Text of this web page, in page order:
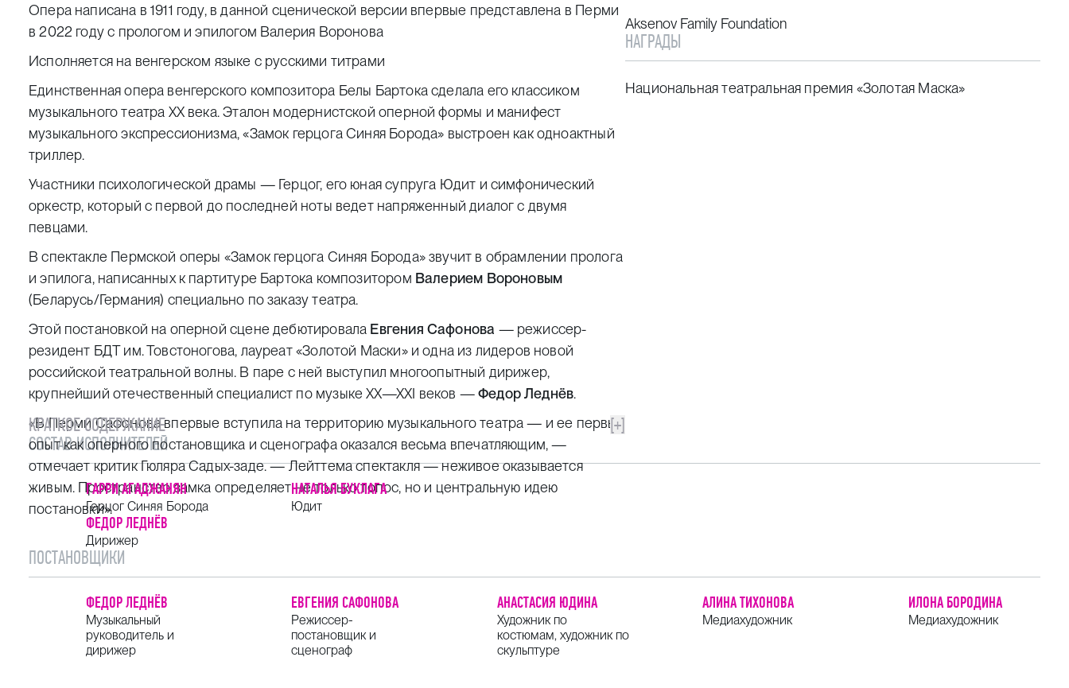
Опера написана в 1911 году, в данной сценической версии впервые представлена в Перми
в 2022 году с прологом и эпилогом Валерия Воронова
Исполняется на венгерском языке с русскими титрами
Единственная опера венгерского композитора Белы Бартока сделала его классиком
музыкального театра ХХ века. Эталон модернистской оперной формы и манифест
музыкального экспрессионизма, «Замок герцога Синяя Борода» выстроен как одноактный
триллер.
Участники психологической драмы — Герцог, его юная супруга Юдит и симфонический
оркестр, который с первой до последней ноты ведет напряженный диалог с двумя
певцами.
В спектакле Пермской оперы «Замок герцога Синяя Борода» звучит в обрамлении пролога
и эпилога, написанных к партитуре Бартока композитором Валерием Вороновым
(Беларусь/Германия) специально по заказу театра.
Этой постановкой на оперной сцене дебютировала Евгения Сафонова — режиссер-
резидент БДТ им. Товстоногова, лауреат «Золотой Маски» и одна из лидеров новой
российской театральной волны. В паре с ней выступил многоопытный дирижер,
крупнейший отечественный специалист по музыке XX—XXI веков —Федор Леднёв.
«В Перми Сафонова впервые вступила на территорию музыкального театра — и ее первый
опыт как оперного постановщика и сценографа оказался весьма впечатляющим, —
отмечает критик Гюляра Садых-заде. — Лейттема спектакля — неживое оказывается
живым. Пространство замка определяет не только топос, но и центральную идею
постановки».
КРАТКОЕ СОДЕРЖАНИЕ
[+]
СОСТАВ ИСПОЛНИТЕЛЕЙ
ГАРРИ АГАДЖАНЯН
Герцог Синяя Борода
НАТАЛЬЯ БУКЛАГА
Юдит
ФЕДОР ЛЕДНЁВ
Дирижер
ПОСТАНОВЩИКИ
ФЕДОР ЛЕДНЁВ
Музыкальный
руководитель и
дирижер
ЕВГЕНИЯ САФОНОВА
Режиссер-
постановщик и
сценограф
АНАСТАСИЯ ЮДИНА
Художник по
костюмам, художник по
скульптуре
АЛИНА ТИХОНОВА
Медиахудожник
ИЛОНА БОРОДИНА
Медиахудожник
Aksenov Family Foundation
НАГРАДЫ
Национальная театральная премия «Золотая Маска»